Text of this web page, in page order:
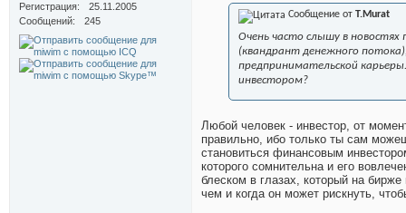
Регистрация
25.11.2005
Сообщений
245
Сообщение от T.Murat
Очень часто слышу в
(квандрант денежного
предпринимательской
инвестором?
Любой человек - инвестор, от
правильно, ибо только ты сам
становиться финансовым
которого сомнительна и его
блеском в глазах, который на бирже
чем и когда он может рискнуть,